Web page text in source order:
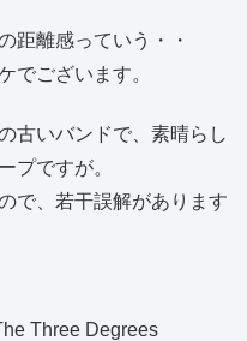
距離感っていう・・
でございます。
古いバンドで、素晴らし
プですが。
で、若干誤解があります
Three Degrees